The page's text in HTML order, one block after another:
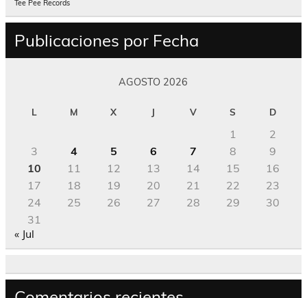
Tee Pee Records
Publicaciones por Fecha
AGOSTO 2026
L M X J V S D
1
2
3
4 5 6 7 8
9
10
11 12 13 14 15
16
17
18 19 20 21 22
23
24
25 26 27 28 29
30
31
« Jul